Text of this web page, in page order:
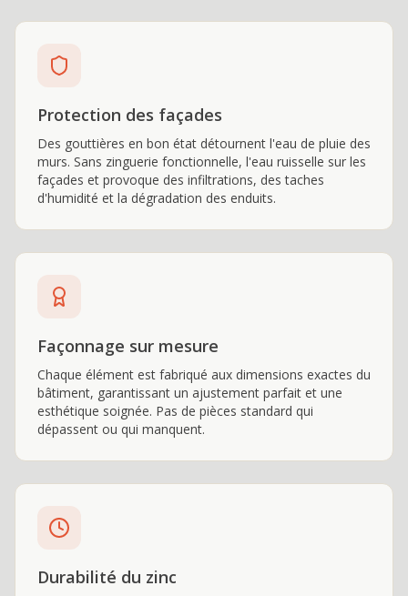
Protection des façades
Des gouttières en bon état détournent l'eau de pluie des
murs. Sans zinguerie fonctionnelle, l'eau ruisselle sur les
façades et provoque des infiltrations, des taches
d'humidité et la dégradation des enduits.
Façonnage sur mesure
Chaque élément est fabriqué aux dimensions exactes du
bâtiment, garantissant un ajustement parfait et une
esthétique soignée. Pas de pièces standard qui
dépassent ou qui manquent.
Durabilité du zinc